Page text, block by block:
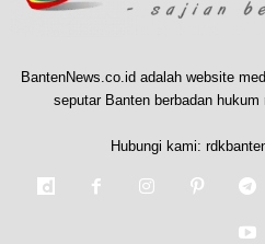
BantenNews.co.id adalah website
seputar Banten berbadan
Hubungi kami: